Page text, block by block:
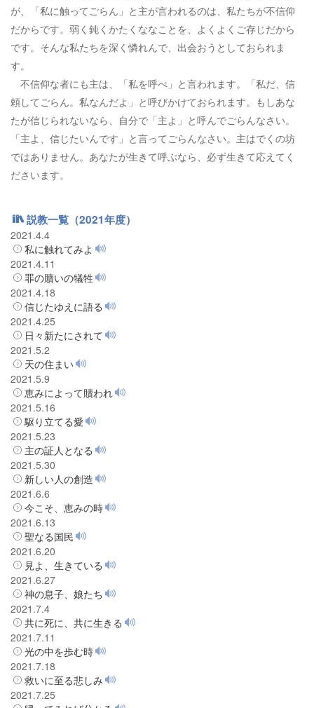
が、「私に触ってごらん」と主が言われるのは、私たちが不信仰
だからです。弱く鈍くかたくななことを、よくよくご存じだから
です。そんな私たちを深く憐れんで、出会おうとしておられま
す。
不信仰な者にも主は、「私を呼べ」と言われます。「私だ、信
頼してごらん。私なんだよ」と呼びかけておられます。もしあな
たが信じられないなら、自分で「主よ」と呼んでごらんなさい。
「主よ、信じたいんです」と言ってごらんなさい。主はでくの坊
ではありません。あなたが生きて呼ぶなら、必ず生きて応えてく
ださいます。
説教一覧（2021年度）
2021.4.4
私に触れてみよ
2021.4.11
罪の贖いの犠牲
2021.4.18
信じたゆえに語る
2021.4.25
日々新たにされて
2021.5.2
天の住まい
2021.5.9
恵みによって贖われ
2021.5.16
駆り立てる愛
2021.5.23
主の証人となる
2021.5.30
新しい人の創造
2021.6.6
今こそ、恵みの時
2021.6.13
聖なる国民
2021.6.20
見よ、生きている
2021.6.27
神の息子、娘たち
2021.7.4
共に死に、共に生きる
2021.7.11
光の中を歩む時
2021.7.18
救いに至る悲しみ
2021.7.25